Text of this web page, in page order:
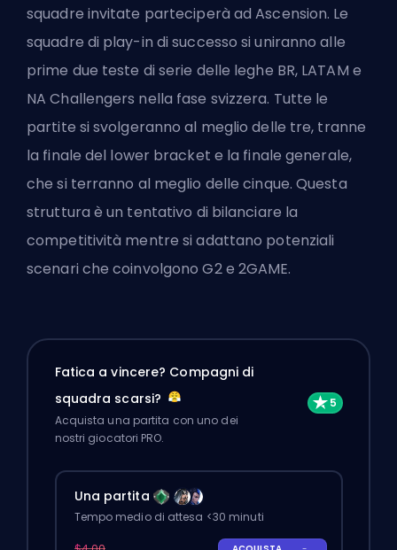
squadre invitate parteciperà ad Ascension. Le
squadre di play-in di successo si uniranno alle
prime due teste di serie delle leghe BR, LATAM e
NA Challengers nella fase svizzera. Tutte le
partite si svolgeranno al meglio delle tre, tranne
la finale del lower bracket e la finale generale,
che si terranno al meglio delle cinque. Questa
struttura è un tentativo di bilanciare la
competitività mentre si adattano potenziali
scenari che coinvolgono G2 e 2GAME.
Fatica a vincere? Compagni di
squadra scarsi?
Acquista una partita con uno dei
nostri giocatori PRO.
Una partita
Tempo medio di attesa <30 minuti